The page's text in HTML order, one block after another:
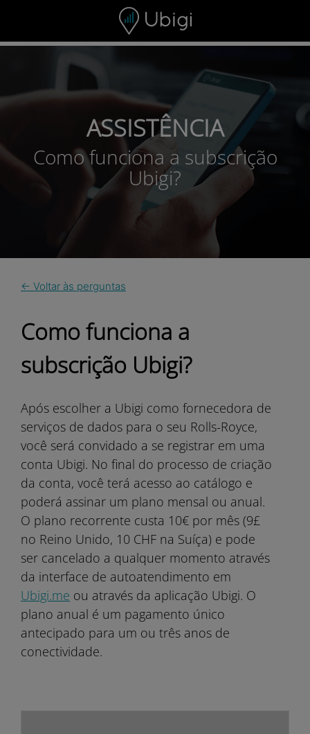
ASSISTÊNCIA
Como funciona a subscrição
Ubigi?
← Voltar às perguntas
Como funciona a
subscrição Ubigi?
Após escolher a Ubigi como fornecedora de
serviços de dados para o seu Rolls-Royce,
você será convidado a se registrar em uma
conta Ubigi. No final do processo de criação
da conta, você terá acesso ao catálogo e
poderá assinar um plano mensal ou anual.
O plano recorrente custa 10€ por mês (9£
no Reino Unido, 10 CHF na Suíça) e pode
ser cancelado a qualquer momento através
da interface de autoatendimento em
Ubigi.me ou através da aplicação Ubigi. O
plano anual é um pagamento único
antecipado para um ou três anos de
conectividade.